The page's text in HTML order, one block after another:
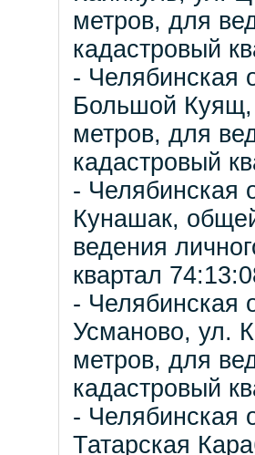
метров, для
кадастровый
- Челябинская
Большой
метров, для
кадастровый
- Челябинская
Кунашак,
ведения
квартал
- Челябинская
Усманово, ул.
метров, для
кадастровый
- Челябинская
Татарская